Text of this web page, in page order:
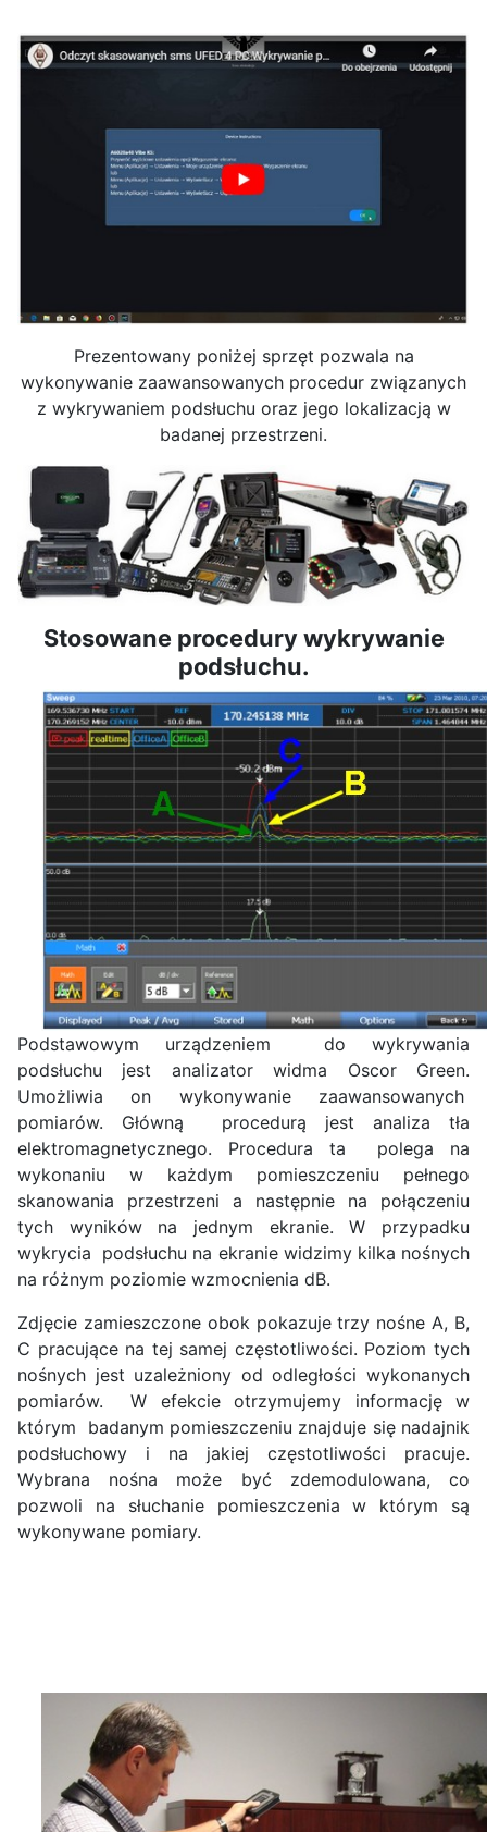
Prezentowany poniżej sprzęt pozwala na
wykonywanie zaawansowanych procedur związanych
z wykrywaniem podsłuchu oraz jego lokalizacją w
badanej przestrzeni.
Stosowane procedury wykrywanie
podsłuchu.
Podstawowym urządzeniem do wykrywania
podsłuchu jest analizator widma Oscor Green.
Umożliwia on wykonywanie zaawansowanych
pomiarów. Główną procedurą jest analiza tła
elektromagnetycznego. Procedura ta polega na
wykonaniu w każdym pomieszczeniu pełnego
skanowania przestrzeni a następnie na połączeniu
tych wyników na jednym ekranie. W przypadku
wykrycia podsłuchu na ekranie widzimy kilka nośnych
na różnym poziomie wzmocnienia dB.
Zdjęcie zamieszczone obok pokazuje trzy nośne A, B,
C pracujące na tej samej częstotliwości. Poziom tych
nośnych jest uzależniony od odległości wykonanych
pomiarów. W efekcie otrzymujemy informację w
którym badanym pomieszczeniu znajduje się nadajnik
podsłuchowy i na jakiej częstotliwości pracuje.
Wybrana nośna może być zdemodulowana, co
pozwoli na słuchanie pomieszczenia w którym są
wykonywane pomiary.